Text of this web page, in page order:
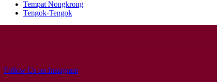
Tempat Nongkrong
Tengok-Tengok
Follow Us on Instagram